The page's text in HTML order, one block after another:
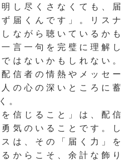
し尽くさなくても、届
届くんです」。リスナ
ながら聴いているかも
言一句を完璧に理解し
はないかもしれない。
信者の情熱やメッセー
の心の深いところに蓄
。
を信じること」は、配信
気のいることです。し
は、その「届く力」を
からこそ、余計な飾り